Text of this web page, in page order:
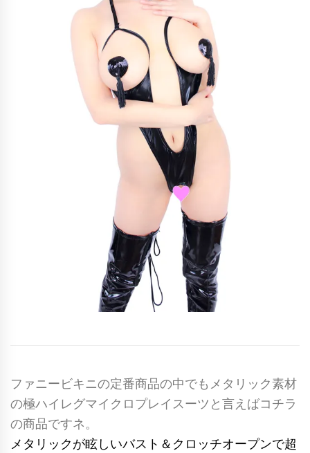
ファニービキニの定番商品の中でもメタリック素材
の極ハイレグマイクロプレイスーツと言えばコチラ
の商品ですネ。
メタリックが眩しいバスト＆クロッチオープンで超